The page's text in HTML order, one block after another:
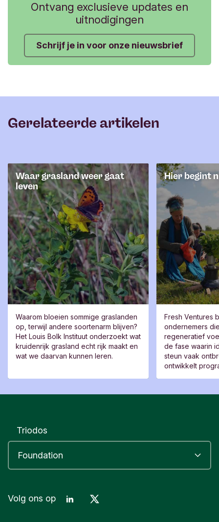
Ontvang exclusieve updates en
uitnodigingen
Schrijf je in voor onze nieuwsbrief
Gerelateerde artikelen
Waar grasland weer gaat
leven
Waarom bloeien sommige graslanden
op, terwijl andere soortenarm blijven?
Het Louis Bolk Instituut onderzoekt wat
kruidenrijk grasland echt rijk maakt en
wat we daarvan kunnen leren.
Hier begint
Fresh Ventures
ondernemers
regeneratief
de fase waarin
steun vaak
ontwikkelt
Triodos
Volg ons op LinkedIn